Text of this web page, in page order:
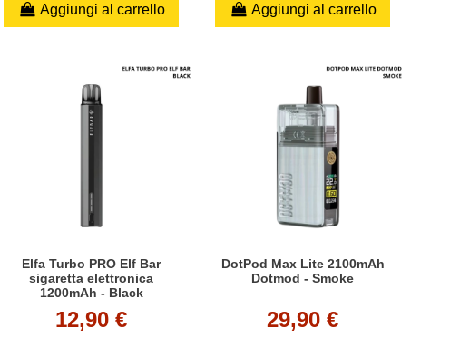
Aggiungi al carrello Aggiungi al carrello
Elfa Turbo PRO Elf Bar
sigaretta elettronica
1200mAh - Black
12,90 €
DotPod Max Lite 2100mAh
Dotmod - Smoke
29,90 €